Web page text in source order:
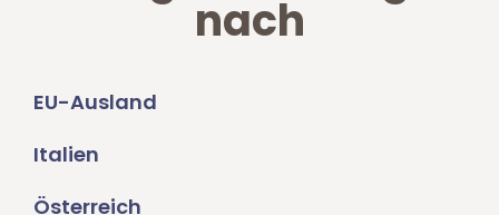
nach
EU-Ausland
Italien
Österreich